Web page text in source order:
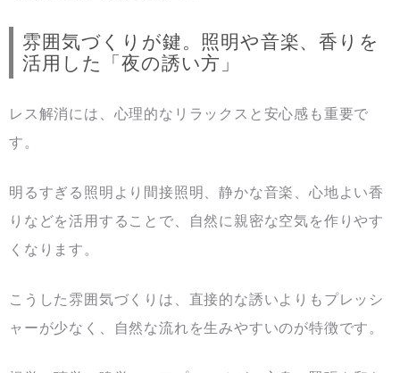
雰囲気づくりが鍵。照明や音楽、香りを
活用した「夜の誘い方」
レス解消には、心理的なリラックスと安心感も重要で
す。
明るすぎる照明より間接照明、静かな音楽、心地よい香
りなどを活用することで、自然に親密な空気を作りやす
くなります。
こうした雰囲気づくりは、直接的な誘いよりもプレッシ
ャーが少なく、自然な流れを生みやすいのが特徴です。